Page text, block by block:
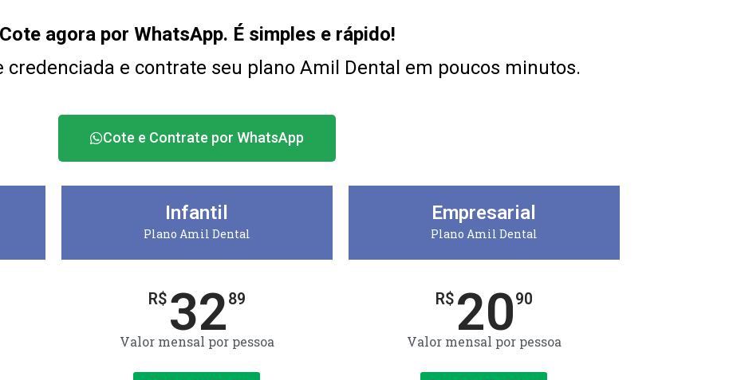
Cote agora por WhatsApp. É simples e rápido!
credenciada e contrate seu plano Amil Dental em poucos minutos.
Cote e Contrate por WhatsApp
Infantil
Plano Amil Dental
R$ 3289
Valor mensal por pessoa
Empresarial
Plano Amil Dental
R$ 2090
Valor mensal por pessoa